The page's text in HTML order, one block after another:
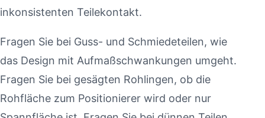
inkonsistenten Teilekontakt.
Fragen Sie bei Guss- und Schmiedeteilen, wie
das Design mit Aufmaßschwankungen umgeht.
Fragen Sie bei gesägten Rohlingen, ob die
Rohfläche zum Positionierer wird oder nur